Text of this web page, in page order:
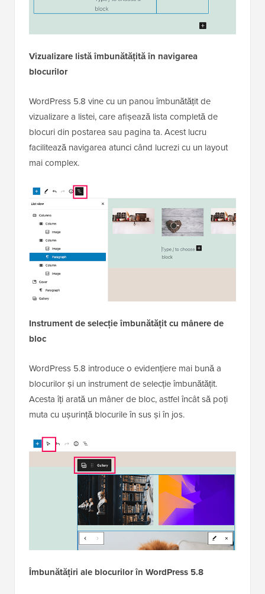
Vizualizare listă îmbunătățită în navigarea
blocurilor
WordPress 5.8 vine cu un panou îmbunătățit de
vizualizare a listei, care afișează lista completă de
blocuri din postarea sau pagina ta. Acest lucru
facilitează navigarea atunci când lucrezi cu un layout
mai complex.
Instrument de selecție îmbunătățit cu mânere de
bloc
WordPress 5.8 introduce o evidențiere mai bună a
blocurilor și un instrument de selecție îmbunătățit.
Acesta îți arată un mâner de bloc, astfel încât să poți
muta cu ușurință blocurile în sus și în jos.
Îmbunătățiri ale blocurilor în WordPress 5.8